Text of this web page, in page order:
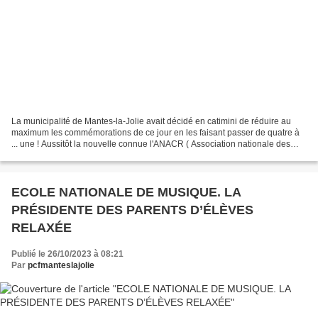
La municipalité de Mantes-la-Jolie avait décidé en catimini de réduire au
maximum les commémorations de ce jour en les faisant passer de quatre à
... une ! Aussitôt la nouvelle connue l'ANACR ( Association nationale des
ECOLE NATIONALE DE MUSIQUE. LA
PRÉSIDENTE DES PARENTS D’ÉLÈVES
RELAXÉE
Publié le 26/10/2023 à 08:21
Par pcfmanteslajolie